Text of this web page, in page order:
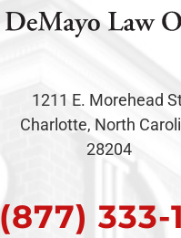
1211 E. Morehead
Charlotte, North
28204
(877) 333-